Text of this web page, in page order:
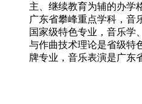
主、继续教育为辅的办学
广东省攀峰重点学科，音
国家级特色专业，音乐学
与作曲技术理论是省级特
牌专业，音乐表演是广东